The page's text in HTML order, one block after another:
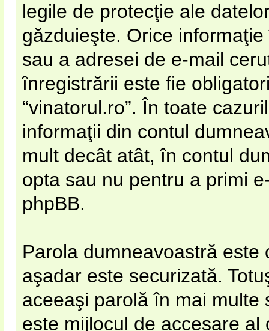
legile de protecţie ale
găzduieşte. Orice
sau a adresei de e-mail
înregistrării este fie
“vinatorul.ro”. În toate
informaţii din contul
mult decât atât, în contul
opta sau nu pentru a primi
phpBB.
Parola dumneavoastră
aşadar este securizată.
aceeaşi parolă în mai multe
este mijlocul de accesare al